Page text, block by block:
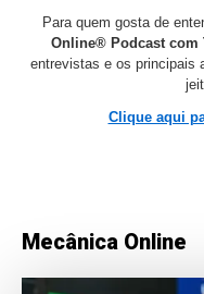
Para quem gosta de
Online® Podcast com
entrevistas e os principais
Clique aqui
Mecânica Online